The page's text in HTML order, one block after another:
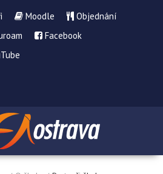
Moodle
Objednání
Facebook